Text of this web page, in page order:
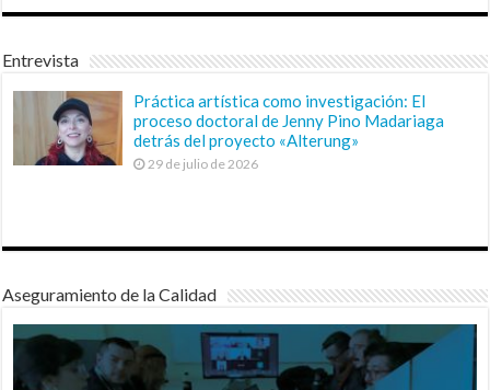
Entrevista
Práctica artística como investigación: El
proceso doctoral de Jenny Pino Madariaga
detrás del proyecto «Alterung»
29 de julio de 2026
Aseguramiento de la Calidad